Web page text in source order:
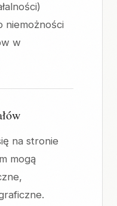
niemożności
w
na stronie
mogą